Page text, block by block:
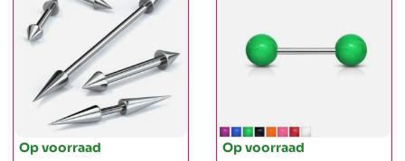
Op voorraad Op voorraad